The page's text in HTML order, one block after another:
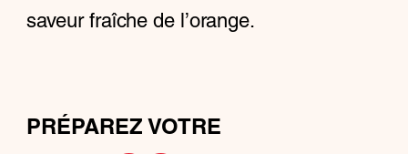
saveur fraîche de l’orange.
PRÉPAREZ VOTRE